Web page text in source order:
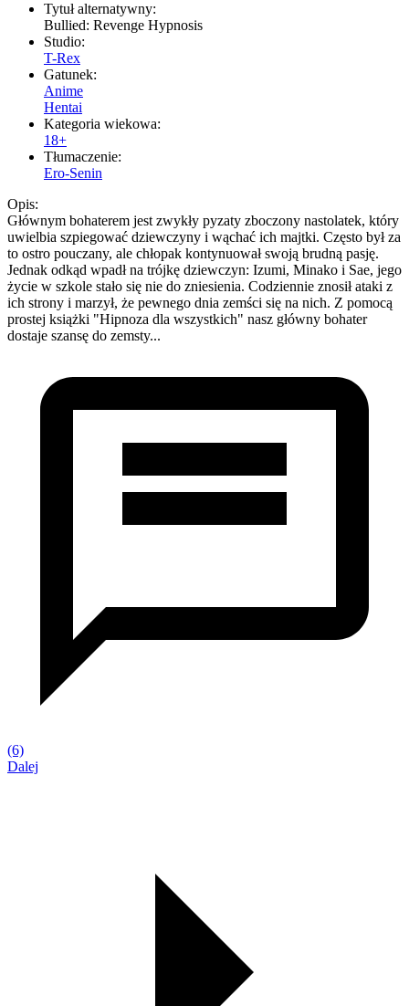
Tytuł alternatywny:
Bullied: Revenge Hypnosis
Studio:
T-Rex
Gatunek:
Anime
Hentai
Kategoria wiekowa:
18+
Tłumaczenie:
Ero-Senin
Opis:
Głównym bohaterem jest zwykły pyzaty zboczony nastolatek, który
uwielbia szpiegować dziewczyny i wąchać ich majtki. Często był za
to ostro pouczany, ale chłopak kontynuował swoją brudną pasję.
Jednak odkąd wpadł na trójkę dziewczyn: Izumi, Minako i Sae, jego
życie w szkole stało się nie do zniesienia. Codziennie znosił ataki z
ich strony i marzył, że pewnego dnia zemści się na nich. Z pomocą
prostej książki "Hipnoza dla wszystkich" nasz główny bohater
dostaje szansę do zemsty...
(6)
Dalej